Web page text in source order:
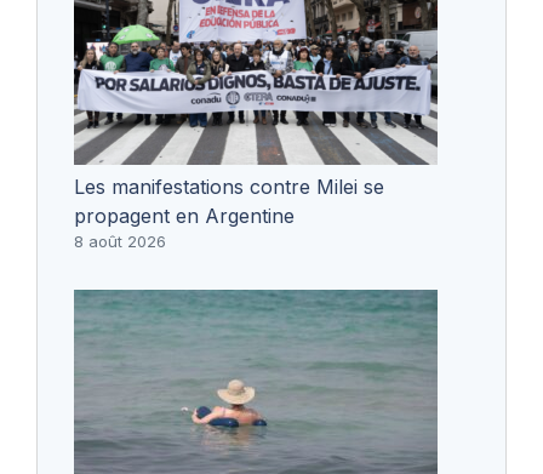
Les manifestations contre Milei se
propagent en Argentine
8 août 2026